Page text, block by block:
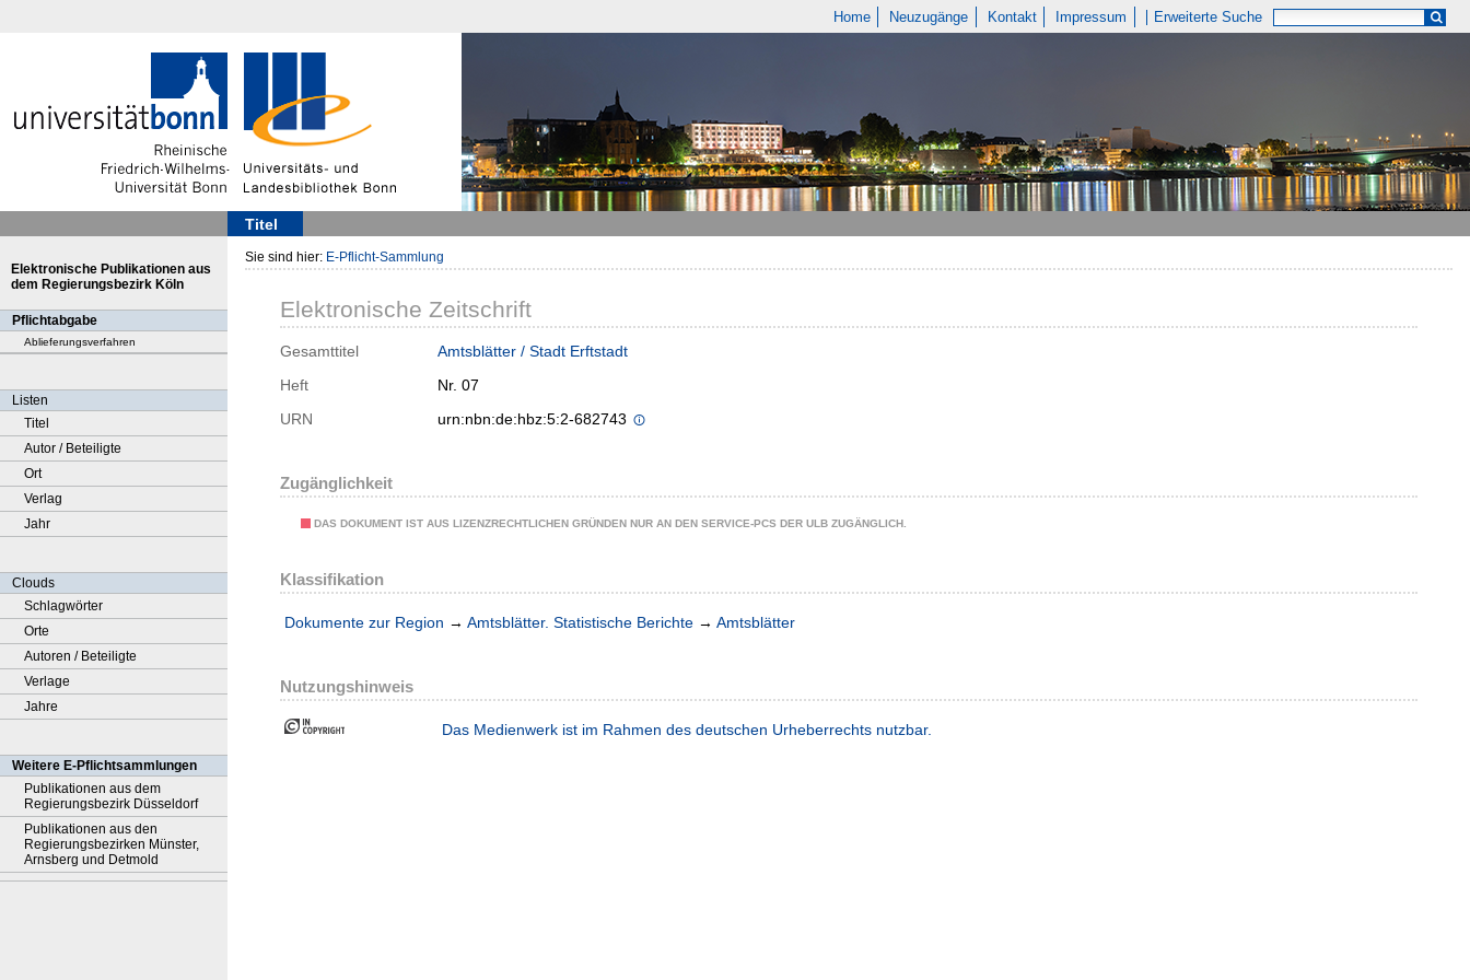
Home Neuzugänge Kontakt Impressum Erweiterte Suche
Titel
Elektronische Publikationen aus
dem Regierungsbezirk Köln
Pflichtabgabe
Ablieferungsverfahren
Listen
Titel
Autor / Beteiligte
Ort
Verlag
Jahr
Clouds
Schlagwörter
Orte
Autoren / Beteiligte
Verlage
Jahre
Weitere E-Pflichtsammlungen
Publikationen aus dem
Regierungsbezirk Düsseldorf
Publikationen aus den
Regierungsbezirken Münster,
Arnsberg und Detmold
Sie sind hier: E-Pflicht-Sammlung
Elektronische Zeitschrift
Gesamttitel
Amtsblätter / Stadt Erftstadt
Heft
Nr. 07
URN
urn:nbn:de:hbz:5:2-682743
Zugänglichkeit
DAS DOKUMENT IST AUS LIZENZRECHTLICHEN GRÜNDEN NUR AN DEN SERVICE-PCS DER ULB ZUGÄNGLICH.
Klassifikation
Dokumente zur Region → Amtsblätter. Statistische Berichte → Amtsblätter
Nutzungshinweis
Das Medienwerk ist im Rahmen des deutschen Urheberrechts nutzbar.